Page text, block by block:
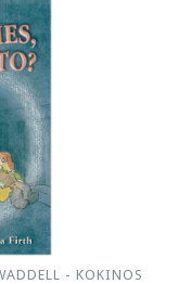
- KOKINOS